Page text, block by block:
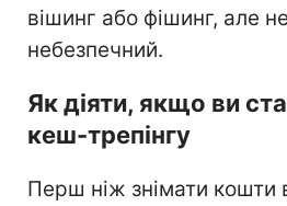
вішинг або фішинг, але
небезпечний.
Як діяти, якщо ви
кеш-трепінгу
Перш ніж знімати кошти